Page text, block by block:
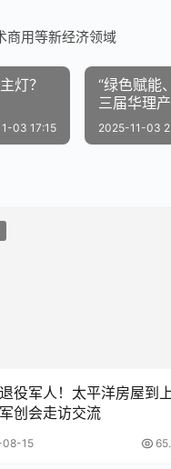
商用等新经济领域
灯？
03 17:15
“绿色赋能
三届华理
2025-11-03
役军人！太平洋房屋到上
创会走访交流
15